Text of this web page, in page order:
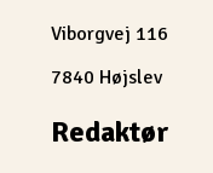
Viborgvej 116
7840 Højslev
Redaktør